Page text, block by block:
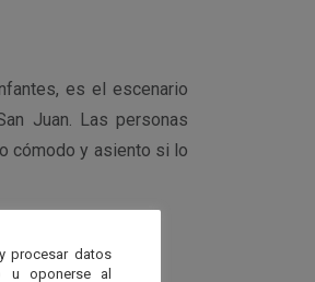
es el escenario
Juan. Las personas
cómodo y asiento si lo
procesar datos
u oponerse al